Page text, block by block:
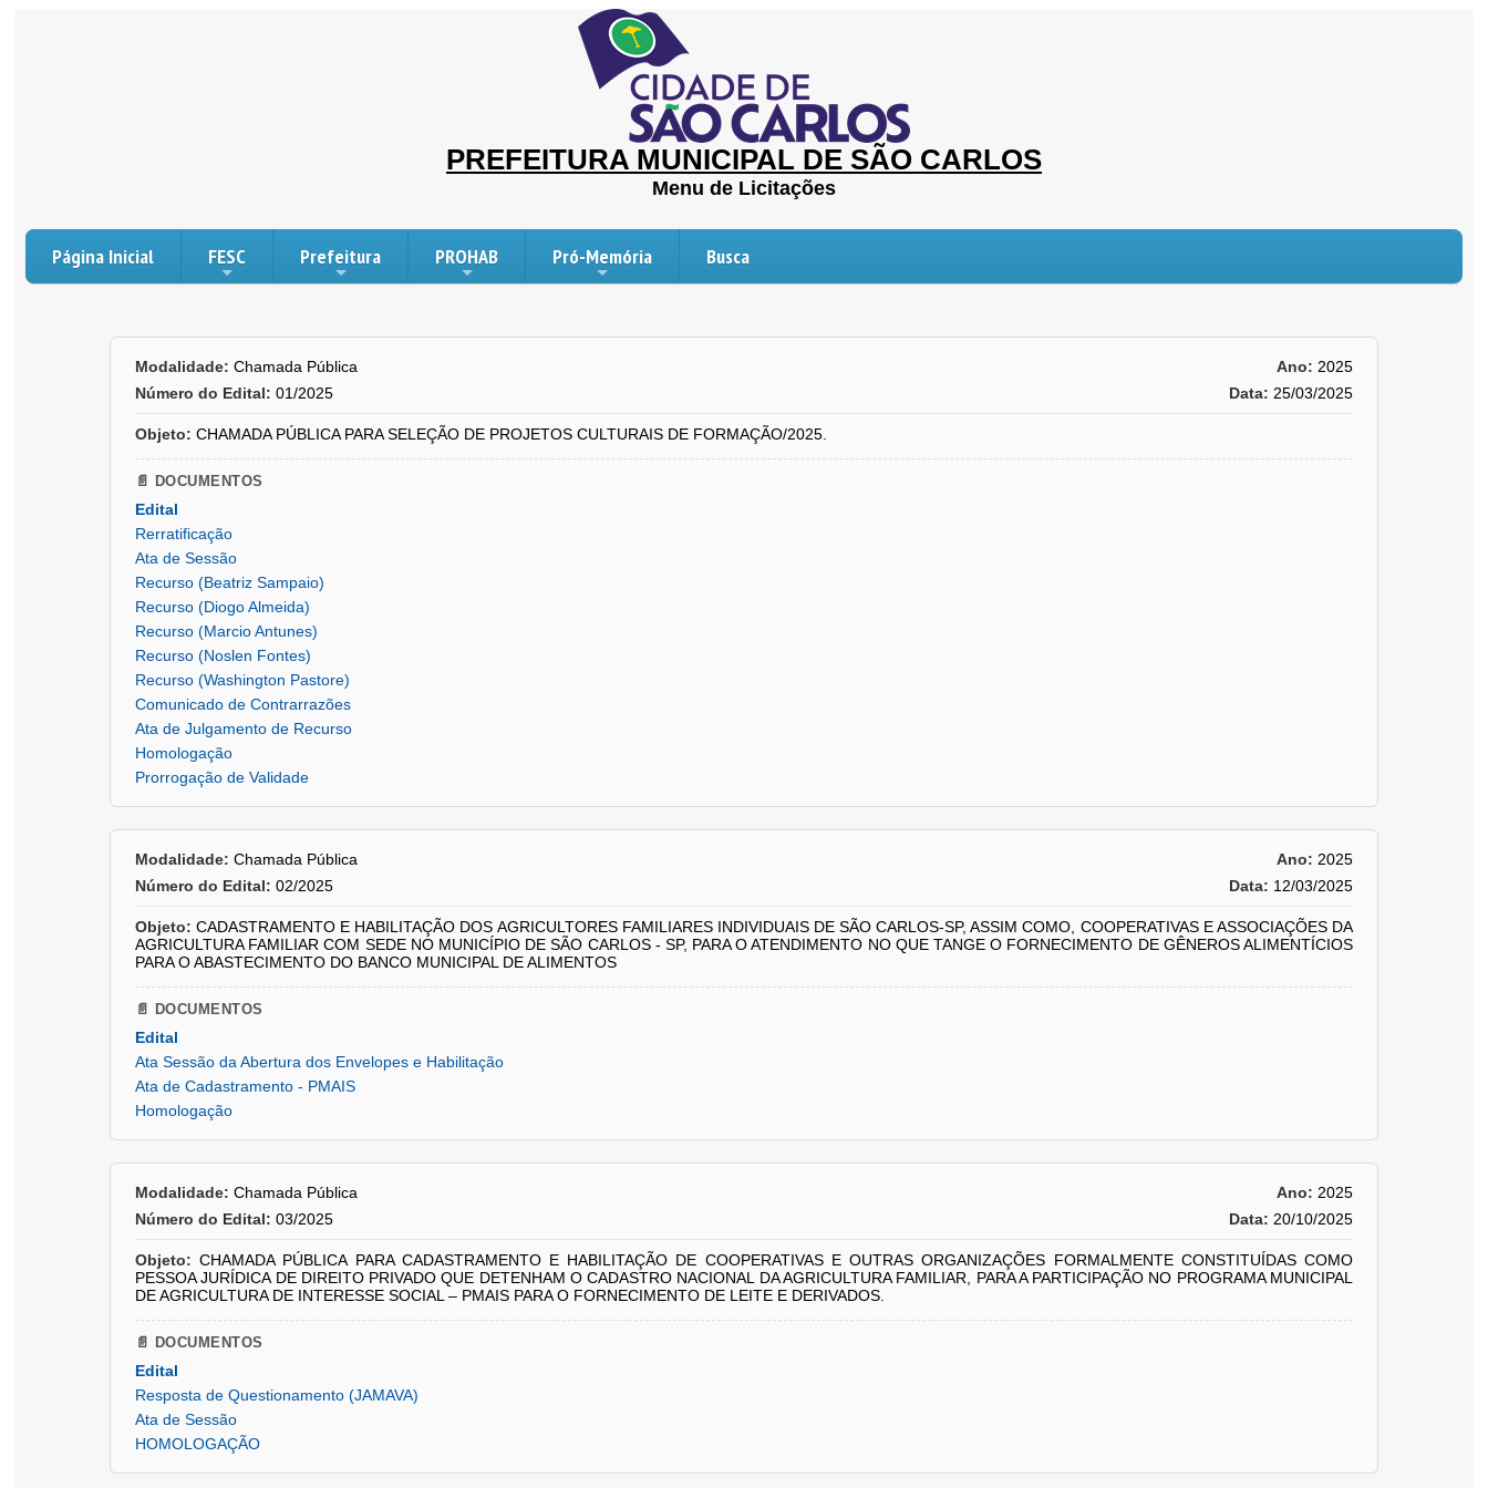
PREFEITURA MUNICIPAL DE SÃO CARLOS
Menu de Licitações
Página Inicial FESC Prefeitura PROHAB Pró-Memória Busca
Modalidade: Chamada Pública Ano: 2025
Número do Edital: 01/2025 Data: 25/03/2025
Objeto: CHAMADA PÚBLICA PARA SELEÇÃO DE PROJETOS CULTURAIS DE FORMAÇÃO/2025.
📄 DOCUMENTOS
Edital
Rerratificação
Ata de Sessão
Recurso (Beatriz Sampaio)
Recurso (Diogo Almeida)
Recurso (Marcio Antunes)
Recurso (Noslen Fontes)
Recurso (Washington Pastore)
Comunicado de Contrarrazões
Ata de Julgamento de Recurso
Homologação
Prorrogação de Validade
Modalidade: Chamada Pública Ano: 2025
Número do Edital: 02/2025 Data: 12/03/2025
Objeto: CADASTRAMENTO E HABILITAÇÃO DOS AGRICULTORES FAMILIARES INDIVIDUAIS DE SÃO CARLOS-SP, ASSIM COMO, COOPERATIVAS E ASSOCIAÇÕES DA
AGRICULTURA FAMILIAR COM SEDE NO MUNICÍPIO DE SÃO CARLOS - SP, PARA O ATENDIMENTO NO QUE TANGE O FORNECIMENTO DE GÊNEROS ALIMENTÍCIOS
PARA O ABASTECIMENTO DO BANCO MUNICIPAL DE ALIMENTOS
📄 DOCUMENTOS
Edital
Ata Sessão da Abertura dos Envelopes e Habilitação
Ata de Cadastramento - PMAIS
Homologação
Modalidade: Chamada Pública Ano: 2025
Número do Edital: 03/2025 Data: 20/10/2025
Objeto: CHAMADA PÚBLICA PARA CADASTRAMENTO E HABILITAÇÃO DE COOPERATIVAS E OUTRAS ORGANIZAÇÕES FORMALMENTE CONSTITUÍDAS COMO
PESSOA JURÍDICA DE DIREITO PRIVADO QUE DETENHAM O CADASTRO NACIONAL DA AGRICULTURA FAMILIAR, PARA A PARTICIPAÇÃO NO PROGRAMA MUNICIPAL
DE AGRICULTURA DE INTERESSE SOCIAL – PMAIS PARA O FORNECIMENTO DE LEITE E DERIVADOS.
📄 DOCUMENTOS
Edital
Resposta de Questionamento (JAMAVA)
Ata de Sessão
HOMOLOGAÇÃO